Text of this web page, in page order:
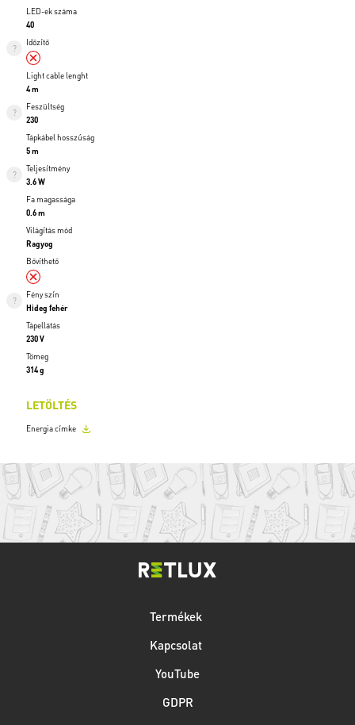
LED-ek száma
40
Időzítő
Light cable lenght
4 m
Feszültség
230
Tápkábel hosszúság
5 m
Teljesítmény
3.6 W
Fa magassága
0.6 m
Világítás mód
Ragyog
Bővíthető
Fény szín
Hideg fehér
Tápellátás
230 V
Tömeg
314 g
LETÖLTÉS
Energia címke
Termékek
Kapcsolat
YouTube
GDPR